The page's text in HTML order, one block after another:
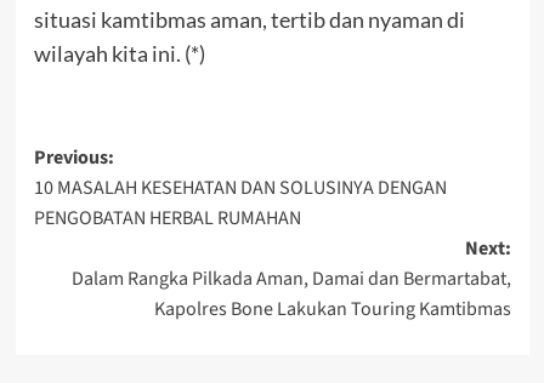
situasi kamtibmas aman, tertib dan nyaman di
wilayah kita ini. (*)
Post
navigation
Previous:
10 MASALAH KESEHATAN DAN SOLUSINYA DENGAN
PENGOBATAN HERBAL RUMAHAN
Next:
Dalam Rangka Pilkada Aman, Damai dan Bermartabat,
Kapolres Bone Lakukan Touring Kamtibmas